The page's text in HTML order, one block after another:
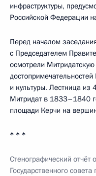
инфраструктуры,
Российской Федерации
Перед началом
с Председателем
осмотрели
и культуры. Лестница из
Митридат в 1833–1840
площади Керчи на
* * *
Стенографический отчёт
Государственного